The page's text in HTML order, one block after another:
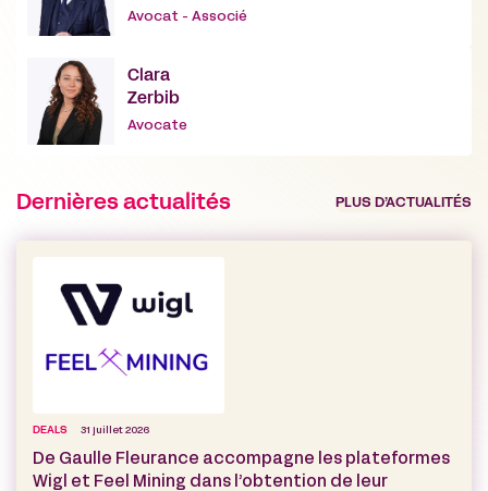
Avocat - Associé
Clara
Zerbib
Avocate
Dernières actualités PLUS D’ACTUALITÉS
DEALS 31 juillet 2026
De Gaulle Fleurance accompagne les plateformes
Wigl et Feel Mining dans l’obtention de leur